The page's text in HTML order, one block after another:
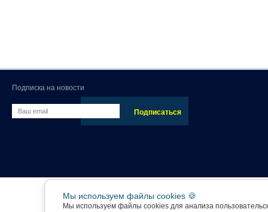
Подписка на новости
Мы используем файлы cookies 🍪
Мы используем файлы cookies для анализа